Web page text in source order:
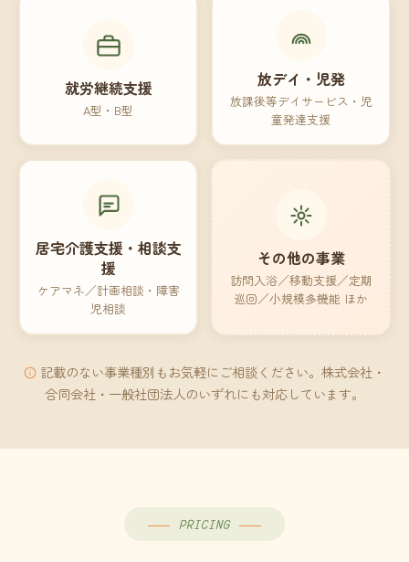
就労継続支援
A型・B型
放デイ・児発
放課後等デイサービス・児
童発達支援
居宅介護支援・相談支
援
ケアマネ／計画相談・障害
児相談
その他の事業
訪問入浴／移動支援／定期
巡回／小規模多機能 ほか
記載のない事業種別もお気軽にご相談ください。株式会社・
合同会社・一般社団法人のいずれにも対応しています。
PRICING